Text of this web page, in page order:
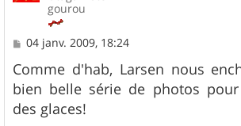
gourou
M
s
s
a
g
e
04 janv. 2009, 18:24
Comme d'hab, Larsen nous
bien belle série de photos
des glaces!